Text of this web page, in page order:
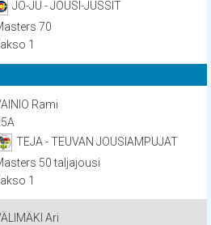
JO-JU - JOUSI-JUSSIT
70
1
Rami
TEJA - TEUVAN JOUSIAMPUJAT
50 taljajousi
1
Ari